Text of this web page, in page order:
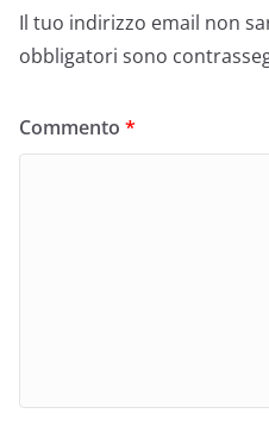
Il tuo indirizzo email non
obbligatori sono
Commento *